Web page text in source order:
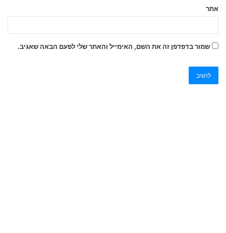
אתר
שמור בדפדפן זה את השם, האימייל והאתר שלי לפעם הבאה שאגיב.